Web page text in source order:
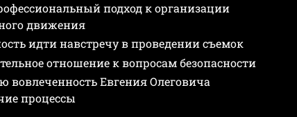
подход к организации
движения
идти навстречу в проведении съемок
отношение к вопросам безопасности
вовлеченность Евгения Олеговича
процессы